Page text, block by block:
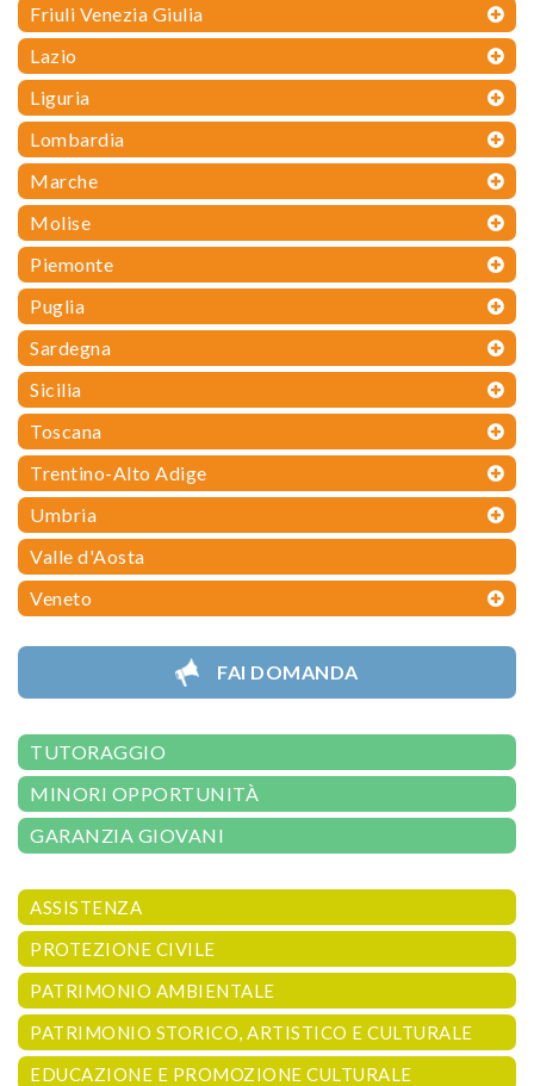
Friuli Venezia Giulia
Lazio
Liguria
Lombardia
Marche
Molise
Piemonte
Puglia
Sardegna
Sicilia
Toscana
Trentino-Alto Adige
Umbria
Valle d'Aosta
Veneto
FAI DOMANDA
TUTORAGGIO
MINORI OPPORTUNITÀ
GARANZIA GIOVANI
ASSISTENZA
PROTEZIONE CIVILE
PATRIMONIO AMBIENTALE
PATRIMONIO STORICO, ARTISTICO E CULTURALE
EDUCAZIONE E PROMOZIONE CULTURALE